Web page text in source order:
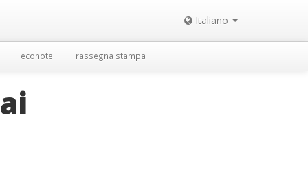
Italiano
ecohotel rassegna stampa